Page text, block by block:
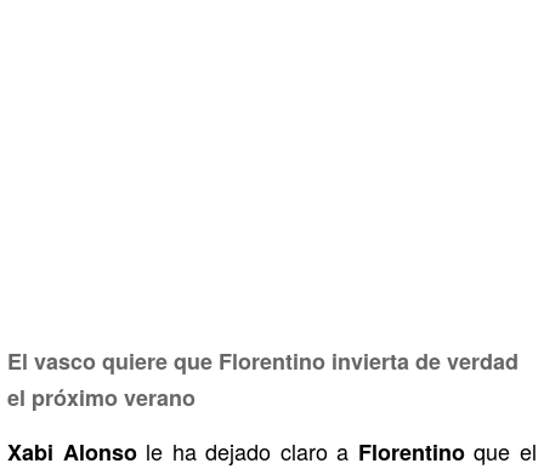
El vasco quiere que Florentino invierta de verdad
el próximo verano
Xabi Alonso le ha dejado claro a Florentinoque el